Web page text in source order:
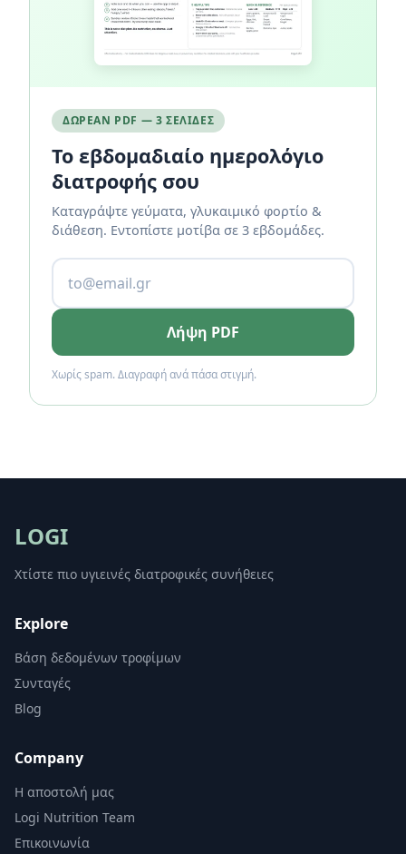
ΔΩΡΕΆΝ PDF — 3 ΣΕΛΊΔΕΣ
Το εβδομαδιαίο ημερολόγιο
διατροφής σου
Καταγράψτε γεύματα, γλυκαιμικό φορτίο &
διάθεση. Εντοπίστε μοτίβα σε 3 εβδομάδες.
Λήψη PDF
Χωρίς spam. Διαγραφή ανά πάσα στιγμή.
LOGI
Χτίστε πιο υγιεινές διατροφικές συνήθειες
Explore
Βάση δεδομένων τροφίμων
Συνταγές
Blog
Company
Η αποστολή μας
Logi Nutrition Team
Επικοινωνία